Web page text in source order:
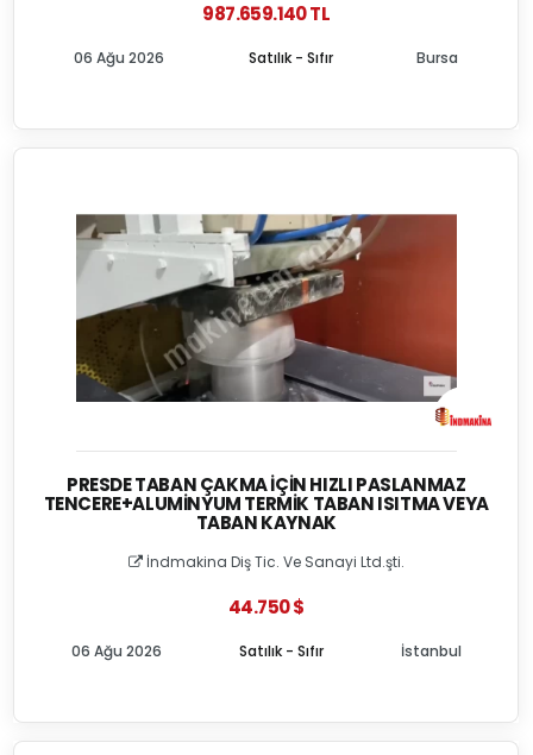
987.659.140 TL
Satılık - Sıfır
06 Ağu 2026 Bursa
PRESDE TABAN ÇAKMA İÇIN HIZLI PASLANMAZ
TENCERE+ALUMINYUM TERMIK TABAN ISITMA VEYA
TABAN KAYNAK
İndmakina Diş Tic. Ve Sanayi Ltd.şti.
44.750 $
Satılık - Sıfır
06 Ağu 2026 İstanbul